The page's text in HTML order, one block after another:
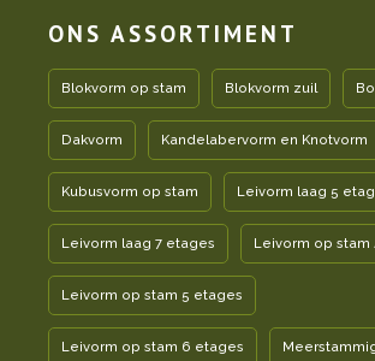
ONS ASSORTIMENT
Blokvorm op stam Blokvorm zuil
Dakvorm Kandelabervorm en Knotvorm
Kubusvorm op stam Leivorm laag 5
Leivorm laag 7 etages Leivorm op stam
Leivorm op stam 5 etages
Leivorm op stam 6 etages